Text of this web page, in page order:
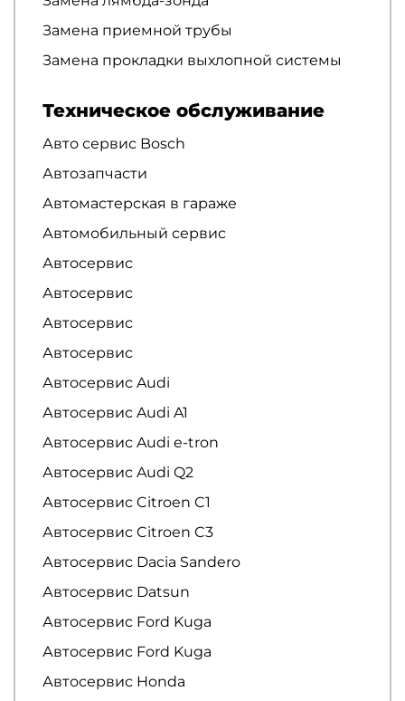
Замена приемной трубы
Замена прокладки выхлопной системы
Техническое обслуживание
Авто сервис Bosch
Автозапчасти
Автомастерская в гараже
Автомобильный сервис
Автосервис
Автосервис
Автосервис
Автосервис
Автосервис Audi
Автосервис Audi A1
Автосервис Audi e-tron
Автосервис Audi Q2
Автосервис Citroen C1
Автосервис Citroen C3
Автосервис Dacia Sandero
Автосервис Datsun
Автосервис Ford Kuga
Автосервис Ford Kuga
Автосервис Honda